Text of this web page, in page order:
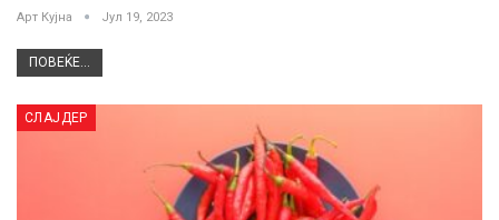
Арт Кујна Јул 19, 2023
ПОВЕЌЕ...
СЛАЈДЕР